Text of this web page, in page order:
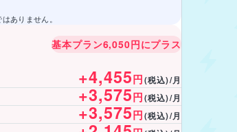
ありません。
基本プラン6,050円にプラス
+4,455円(税込)/月
+3,575円(税込)/月
+3,575円(税込)/月